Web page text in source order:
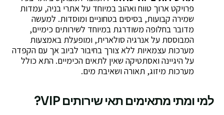
פרויקט ארוך טווח ואהוב במיוחד על אתרי בניה, עמדות
שמירה קבועות, בסיסים בטחוניים ומוסדות. למעשה
מדובר בחלופה משודרגת במיוחד לשירותים כימיים,
המבוססת על אנרגיה סולארית, ומופעלת באמצעות
מערכות עצמאיות ללא צורך בחיבור לביוב אך עם הקפדה
על היגיינה ואסתטיקה שאין לתאים הכימיים. התא כולל
מערכות מיזוג, תאורה ושאיבת מים.
למי ומתי מתאימים תאי שירותים VIP?